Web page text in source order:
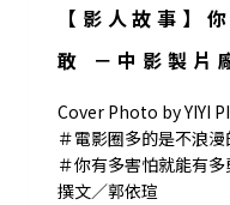
【影人故事】
敢 －中影製片
Cover Photo by YIYI
＃電影圈多的是不浪
＃你有多害怕就能有
撰文／郭依瑄